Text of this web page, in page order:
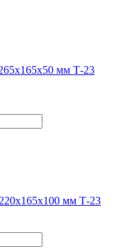
мм Т-23
мм Т-23